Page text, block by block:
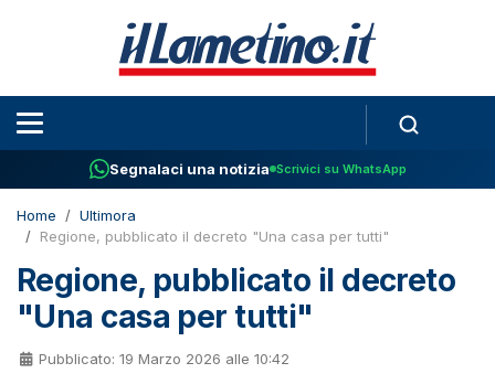
Segnalaci una notizia Scrivici su WhatsApp
Home
Ultimora
Regione, pubblicato il decreto "Una casa per tutti"
Regione, pubblicato il decreto
"Una casa per tutti"
Pubblicato: 19 Marzo 2026 alle 10:42